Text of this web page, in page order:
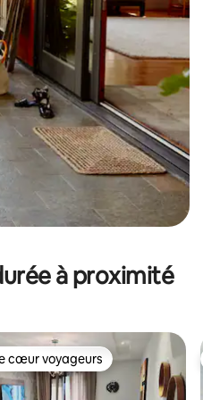
à proximité
cœur voyageurs les plus appréciés
cœur voyageurs